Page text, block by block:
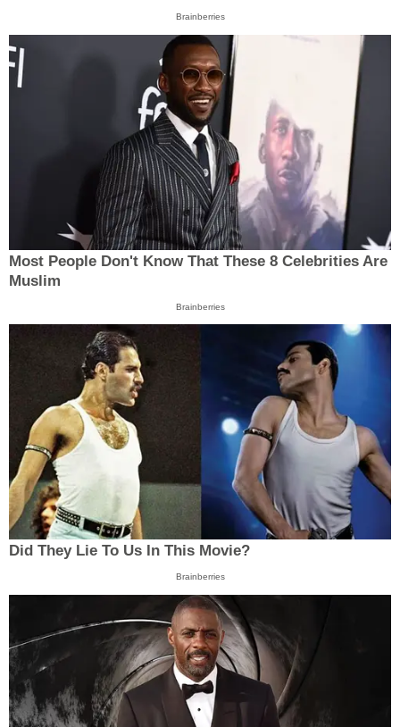
Brainberries
Most People Don't Know That These 8 Celebrities Are
Muslim
Brainberries
Did They Lie To Us In This Movie?
Brainberries